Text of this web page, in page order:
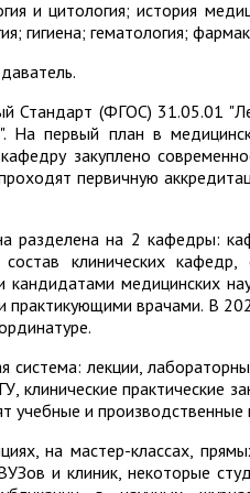
и цитология; история
гигиена; гематология;
Стандарт (ФГОС) 31.05.01
первый план в
закуплено
первичную
разделена на 2 кафедры:
клинических кафедр,
медицинских
врачами. В
в ординатуре.
лекции,
клинические практические
учебные и производственные
на мастер-классах,
и клиник, некоторые